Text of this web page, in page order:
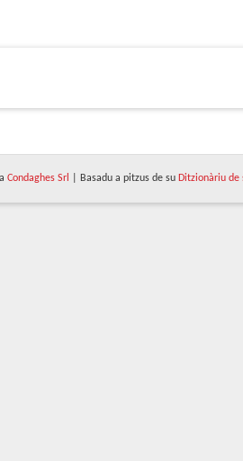
Condaghes Srl | Basadu a pitzus de su Ditzionàriu de